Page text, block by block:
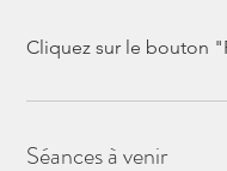
Cliquez sur le bouton
Séances à venir